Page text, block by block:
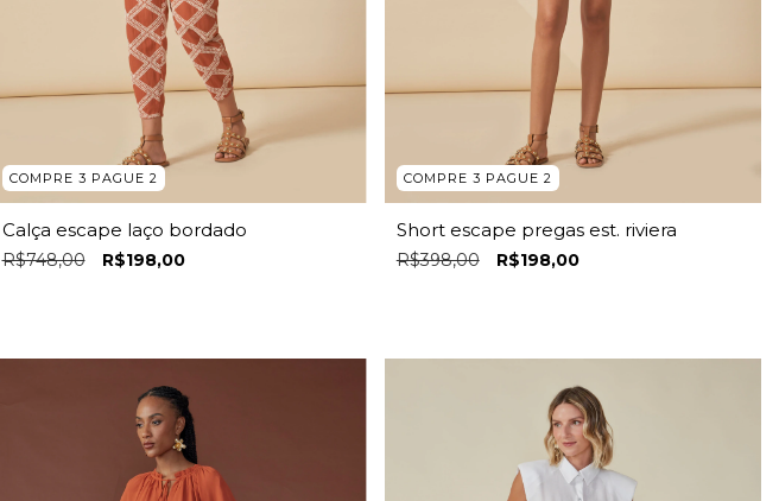
COMPRE 3 PAGUE 2
Calça escape laço bordado
R$748,00 R$198,00
COMPRE 3 PAGUE 2
Short escape pregas est. riviera
R$398,00 R$198,00